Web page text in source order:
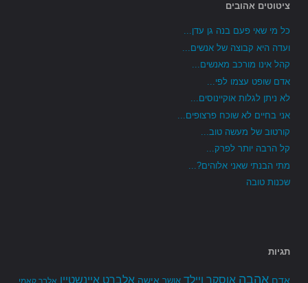
ציטוטים אהובים
כל מי שאי פעם בנה גן עדן...
ועדה היא קבוצה של אנשים...
קהל אינו מורכב מאנשים...
אדם שופט עצמו לפי...
לא ניתן לגלות אוקיינוסים...
אני בחיים לא שוכח פרצופים...
קורטוב של מעשה טוב...
קל הרבה יותר לפרק...
מתי הבנתי שאני אלוהים?...
שכנות טובה
תגיות
אדם אהבה אוסקר ויילד אושר אישה אלברט איינשטיין אלבר קאמי